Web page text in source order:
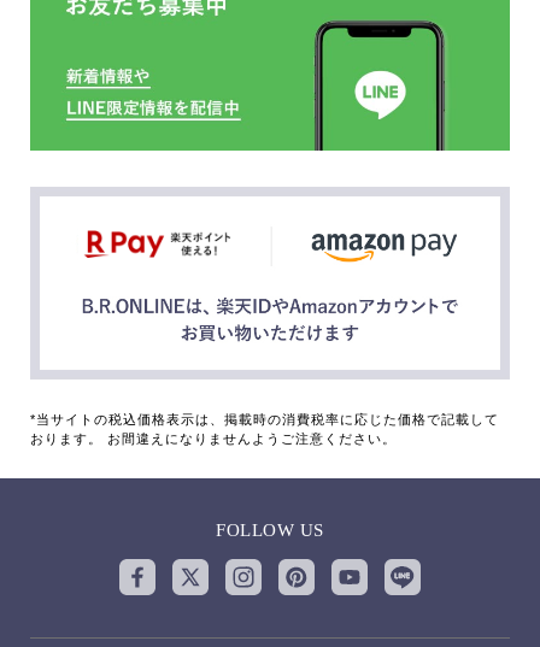
*当サイトの税込価格表示は、掲載時の消費税率に応じた価格で記載して
おります。 お間違えになりませんようご注意ください。
FOLLOW US